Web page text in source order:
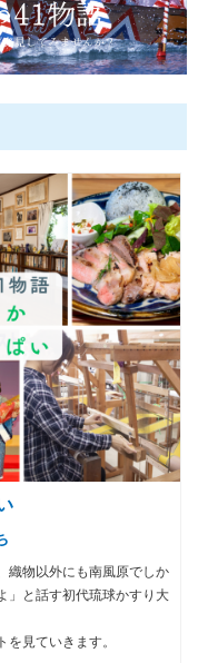
織物以外にも南風原でしか
」と話す初代琉球かすり大
見ていきます。